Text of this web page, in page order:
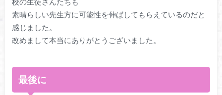
素晴らしい先生方に可能性を伸ばしてもらえているのだと
感じました。
改めまして本当にありがとうございました。
最後に